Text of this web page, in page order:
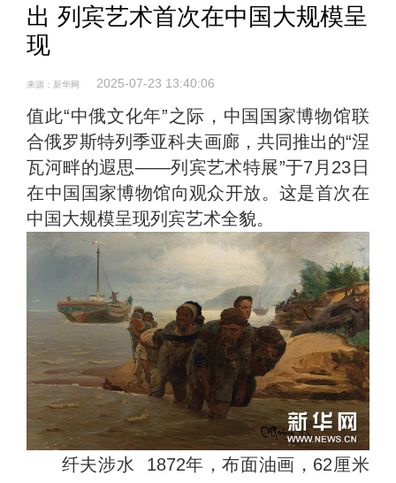
出 列宾艺术首次在中国大规模呈
现
来源：新华网 2025-07-23 13:40:06
值此“中俄文化年”之际，中国国家博物馆联
合俄罗斯特列季亚科夫画廊，共同推出的“涅
瓦河畔的遐思——列宾艺术特展”于7月23日
在中国国家博物馆向观众开放。这是首次在
中国大规模呈现列宾艺术全貌。
纤夫涉水 1872年，布面油画，62厘米